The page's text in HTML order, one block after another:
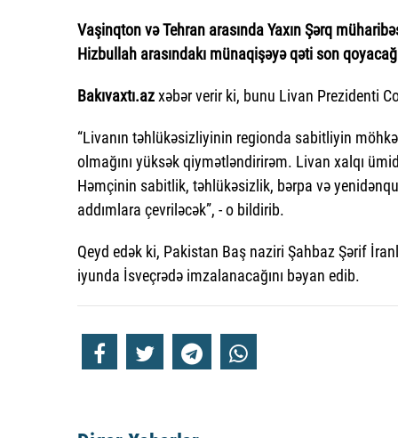
Vaşinqton və Tehran arasında Yaxın Şərq
Hizbullah arasındakı münaqişəyə qəti son
Bakıvaxtı.azxəbər verir ki, bunu Livan Prezidenti
“Livanın təhlükəsizliyinin regionda sabitliyin
olmağını yüksək qiymətləndirirəm. Livan xalqı
Həmçinin sabitlik, təhlükəsizlik, bərpa və
addımlara çevriləcək”, - o bildirib.
Qeyd edək ki, Pakistan Baş naziri Şahbaz Şərif
iyunda İsveçrədə imzalanacağını bəyan edib.